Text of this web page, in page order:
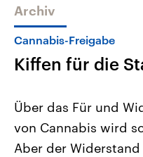
Themen
Archiv
Cannabis-Freigabe
Kiffen für die
Über das Für und
von Cannabis wird
Aber der